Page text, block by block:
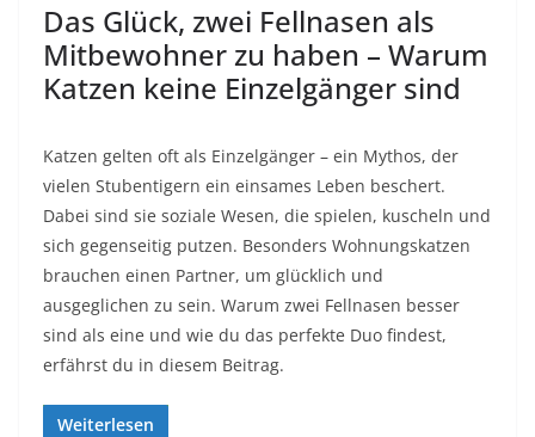
Das Glück, zwei Fellnasen als
Mitbewohner zu haben – Warum
Katzen keine Einzelgänger sind
Katzen gelten oft als Einzelgänger – ein Mythos, der
vielen Stubentigern ein einsames Leben beschert.
Dabei sind sie soziale Wesen, die spielen, kuscheln und
sich gegenseitig putzen. Besonders Wohnungskatzen
brauchen einen Partner, um glücklich und
ausgeglichen zu sein. Warum zwei Fellnasen besser
sind als eine und wie du das perfekte Duo findest,
erfährst du in diesem Beitrag.
Weiterlesen